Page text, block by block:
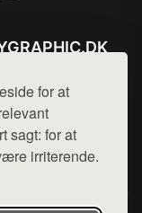
for at
sagt: for at
irriterende.
og privatlivspolitik